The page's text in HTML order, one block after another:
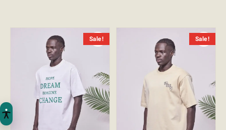
Sale!
המחיר המקורי היה: ₪399.00.
המחיר הנוכחי הוא: ₪249.00.
Sale!